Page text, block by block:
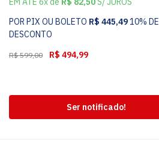
POR PIX OU BOLETO R$ 445,4910% DE
DESCONTO
R$599,00 R$ 494,99
Ser notificado!